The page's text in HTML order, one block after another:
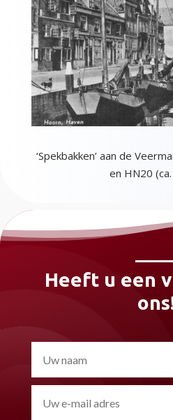
‘Spekbakken’ aan de
en HN20
Heeft u een